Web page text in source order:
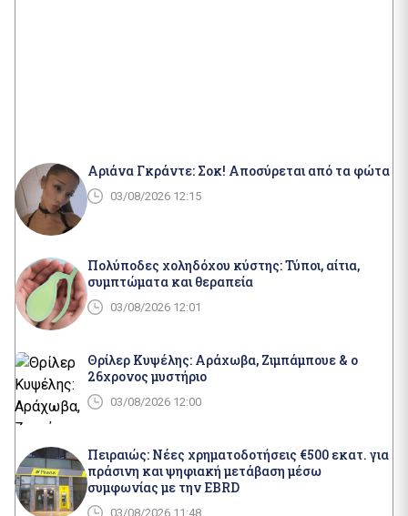
Αριάνα Γκράντε: Σοκ! Αποσύρεται από τα φώτα
03/08/2026 12:15
Πολύποδες χοληδόχου κύστης: Τύποι, αίτια,
συμπτώματα και θεραπεία
03/08/2026 12:01
Θρίλερ Κυψέλης: Αράχωβα, Ζιμπάμπουε & ο
26χρονος μυστήριο
03/08/2026 12:00
Πειραιώς: Νέες χρηματοδοτήσεις €500 εκατ. για
πράσινη και ψηφιακή μετάβαση μέσω
συμφωνίας με την EBRD
03/08/2026 11:48